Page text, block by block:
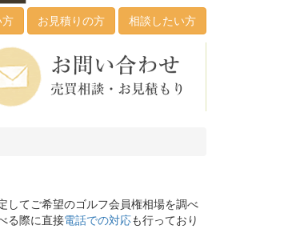
方 お見積りの方 相談したい方
してご希望のゴルフ会員権相場を調べ
る際に直接電話での対応も行っており